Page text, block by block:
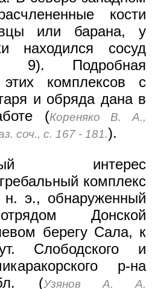
кости
или барана, у
находился сосуд
Подробная
этих комплексов с
и обряда дана в
(Кореняко В. А.,
соч., с. 167 - 181.).
интерес
комплекс
э., обнаруженный
Донской
берегу Сала, к
Слободского и
р-на
(Узянов А. А.